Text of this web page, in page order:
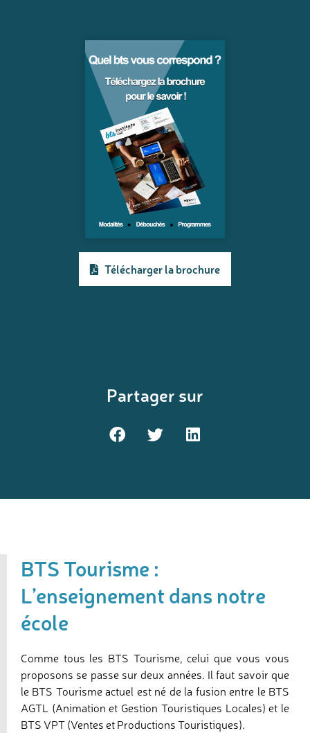
Télécharger la brochure
Partager sur
BTS Tourisme :
L’enseignement dans notre
école
Comme tous les BTS Tourisme, celui que vous vous
proposons se passe sur deux années. Il faut savoir que
le BTS Tourisme actuel est né de la fusion entre le BTS
AGTL (Animation et Gestion Touristiques Locales) et le
BTS VPT (Ventes et Productions Touristiques).